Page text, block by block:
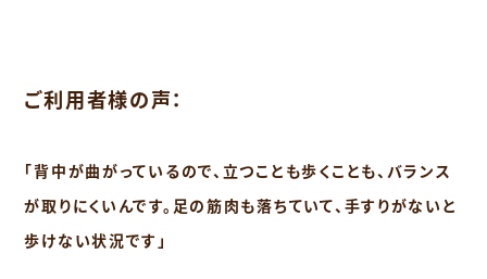
ご利用者様の声：
「背中が曲がっているので、立つことも歩くことも、バランス
が取りにくいんです。足の筋肉も落ちていて、手すりがないと
歩けない状況です」